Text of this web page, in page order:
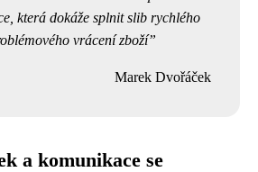
která dokáže splnit slib rychlého
vrácení zboží
Marek Dvořáček
a komunikace se